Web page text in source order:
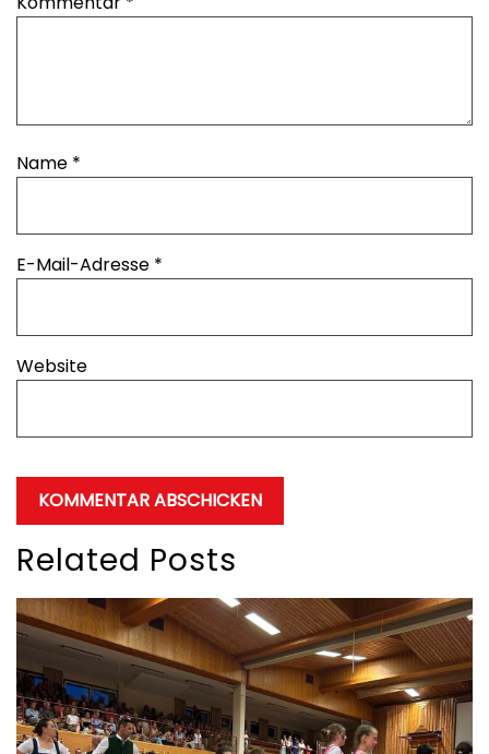
Name *
E-Mail-Adresse *
Website
Related Posts